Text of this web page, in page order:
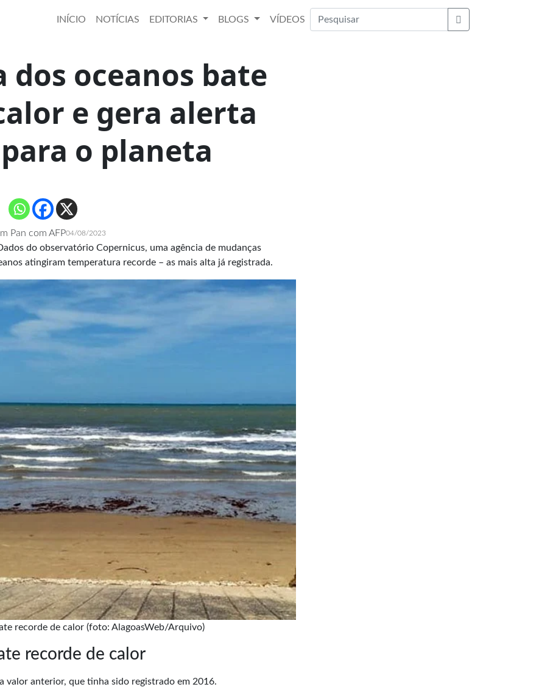
INÍCIO NOTÍCIAS EDITORIAS BLOGS
VÍDEOS
Buscar
dos oceanos bate
e gera alerta
o planeta
Pan com AFP04/08/2023
do observatório Copernicus, uma agência de mudanças
atingiram temperatura recorde – as mais alta já registrada.
recorde de calor (foto: AlagoasWeb/Arquivo)
recorde de calor
valor anterior, que tinha sido registrado em 2016.